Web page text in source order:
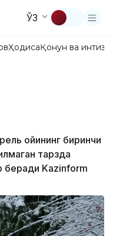
ЎЗ
ҲодисаҚонун ва
ойининг биринчи
тарзда
беради Kazinform